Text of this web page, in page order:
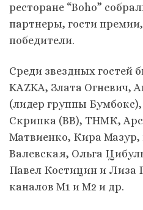
ресторане “Boho”
партнеры, гости
победители.
Среди звездных гостей
KAZKA, Злата Огневич,
(лидер группы
Скрипка (ВВ), ТНМК,
Матвиенко, Кира
Валевская, Ольга
Павел Костицин и Лиза
каналов М1 и М2 и др.